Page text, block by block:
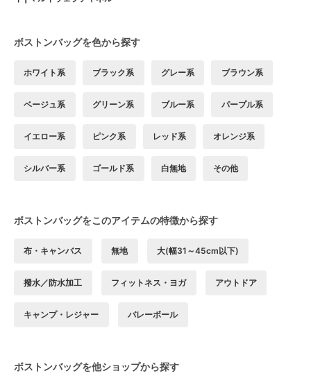
ボストンバッグを色から探す
ホワイト系 ブラック系 グレー系 ブラウン系
ベージュ系 グリーン系 ブルー系 パープル系
イエロー系 ピンク系 レッド系 オレンジ系
シルバー系 ゴールド系 白無地 その他
ボストンバッグをこのアイテムの特徴から探す
布・キャンバス 無地 大(幅31～45cm以下)
撥水／防水加工 フィットネス・ヨガ アウトドア
キャンプ・レジャー バレーボール
ボストンバッグを他ショップから探す